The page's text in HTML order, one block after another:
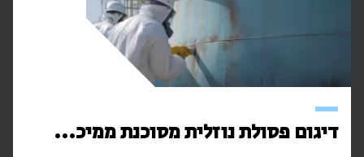
דיגום פסולת נוזלית מסוכנת ממיכ...